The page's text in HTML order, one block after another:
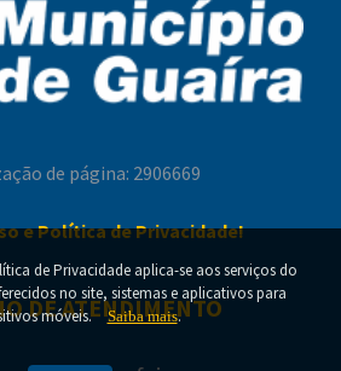
Guaíra encerra participação no Campeonato
Paranaense de Futsal Sub-11 após campanha
decidida nos detalhes
devem
para
de página: 2906669
e Política de Privacidade!
DE ATENDIMENTO
de Privacidade aplica-se aos serviços do
no site, sistemas e aplicativos para
móveis.
Saiba mais.